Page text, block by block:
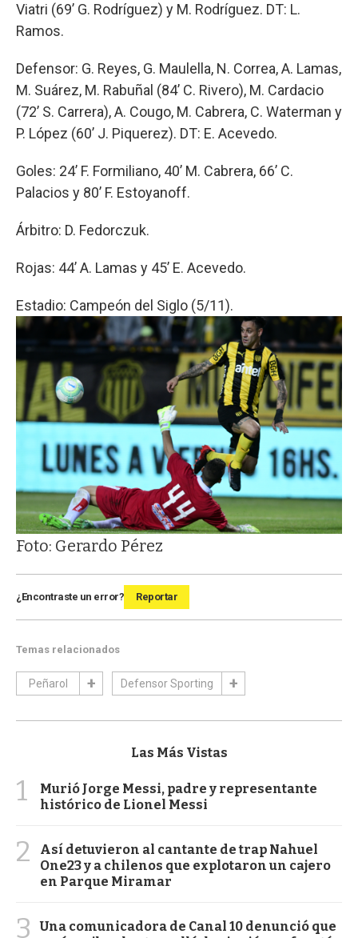
Viatri (69’ G. Rodríguez) y M. Rodríguez. DT: L.
Ramos.
Defensor: G. Reyes, G. Maulella, N. Correa, A. Lamas,
M. Suárez, M. Rabuñal (84’ C. Rivero), M. Cardacio
(72’ S. Carrera), A. Cougo, M. Cabrera, C. Waterman y
P. López (60’ J. Piquerez). DT: E. Acevedo.
Goles: 24’ F. Formiliano, 40’ M. Cabrera, 66’ C.
Palacios y 80’ F. Estoyanoff.
Árbitro: D. Fedorczuk.
Rojas: 44’ A. Lamas y 45’ E. Acevedo.
Estadio: Campeón del Siglo (5/11).
Foto: Gerardo Pérez
¿Encontraste un error? Reportar
Temas relacionados
Peñarol Defensor Sporting
Las Más Vistas
1
Murió Jorge Messi, padre y representante
histórico de Lionel Messi
2
Así detuvieron al cantante de trap Nahuel
One23 y a chilenos que explotaron un cajero
en Parque Miramar
3
Una comunicadora de Canal 10 denunció que